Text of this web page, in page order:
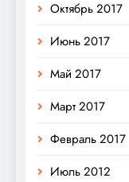
Октябрь 2017
Июнь 2017
Май 2017
Март 2017
Февраль 2017
Июль 2012